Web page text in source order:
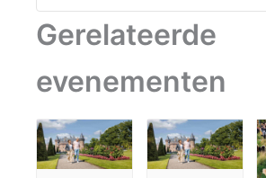
Gerelateerde
evenementen